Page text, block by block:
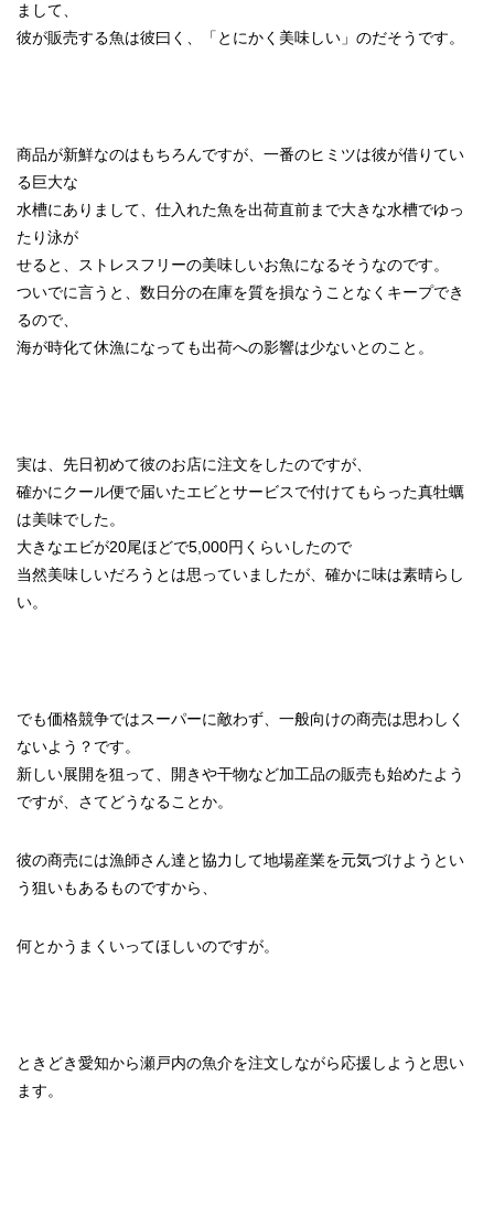
まして、
彼が販売する魚は彼曰く、「とにかく美味しい」のだそうです。
商品が新鮮なのはもちろんですが、一番のヒミツは彼が借りてい
る巨大な
水槽にありまして、仕入れた魚を出荷直前まで大きな水槽でゆっ
たり泳が
せると、ストレスフリーの美味しいお魚になるそうなのです。
ついでに言うと、数日分の在庫を質を損なうことなくキープでき
るので、
海が時化て休漁になっても出荷への影響は少ないとのこと。
実は、先日初めて彼のお店に注文をしたのですが、
確かにクール便で届いたエビとサービスで付けてもらった真牡蠣
は美味でした。
大きなエビが20尾ほどで5,000円くらいしたので
当然美味しいだろうとは思っていましたが、確かに味は素晴らし
い。
でも価格競争ではスーパーに敵わず、一般向けの商売は思わしく
ないよう？です。
新しい展開を狙って、開きや干物など加工品の販売も始めたよう
ですが、さてどうなることか。
彼の商売には漁師さん達と協力して地場産業を元気づけようとい
う狙いもあるものですから、
何とかうまくいってほしいのですが。
ときどき愛知から瀬戸内の魚介を注文しながら応援しようと思い
ます。